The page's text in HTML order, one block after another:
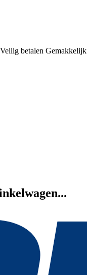
Veilig betalen